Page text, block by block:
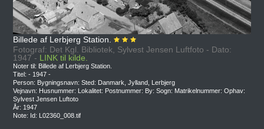
Billede af Lerbjerg Station.
Fotograf: Det Kgl. Bibliotek, Sylvest Jensen Luftfoto - Dato:
1947 - LINK til kilde.
Noter til: Billede af Lerbjerg Station.
Titel: - 1947 -
Person: Bygningsnavn: Sted: Danmark, Jylland, Lerbjerg
Vejnavn: Husnummer: Lokalitet: Postnummer: By: Sogn: Matrikelnummer: Ophav:
Sylvest Jensen Luftoto
År: 1947
Note: Id: L02360_008.tif